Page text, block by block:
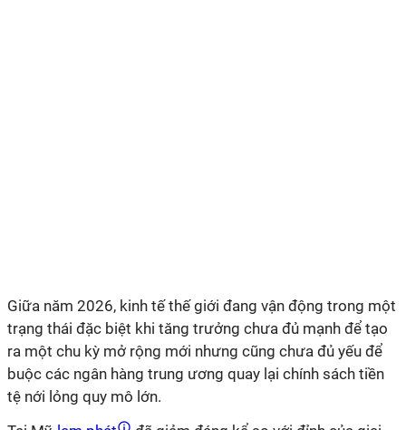
Giữa năm 2026, kinh tế thế giới đang vận động trong một
trạng thái đặc biệt khi tăng trưởng chưa đủ mạnh để tạo
ra một chu kỳ mở rộng mới nhưng cũng chưa đủ yếu để
buộc các ngân hàng trung ương quay lại chính sách tiền
tệ nới lỏng quy mô lớn.